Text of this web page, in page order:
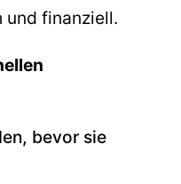
und finanziell.
bevor sie